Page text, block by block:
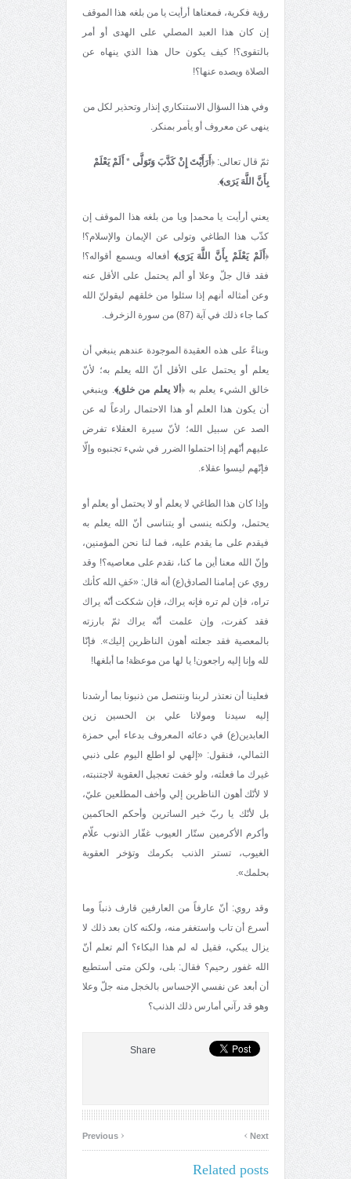
رؤية فكرية، فمعناها أرأيت يا من بلغه هذا الموقف
إن كان هذا العبد المصلي على الهدى أو أمر
بالتقوى؟! كيف يكون حال هذا الذي ينهاه عن
الصلاة ويصده عنها؟!
وفي هذا السؤال الاستنكاري إنذار وتحذير لكل من
ينهى عن معروف أو يأمر بمنكر.
ثمّ قال تعالى: ﴿أَرَأَيْتَ إِنْ كَذَّبَ وَتَوَلَّى * أَلَمْ يَعْلَمْ
بِأَنَّ اللَّهَ يَرَى﴾.
يعني أرأيت يا محمد| ويا من بلغه هذا الموقف إن
كذّب هذا الطاغي وتولى عن الإيمان والإسلام؟!
﴿أَلَمْ يَعْلَمْ بِأَنَّ اللَّهَ يَرَى﴾ أفعاله ويسمع أقواله؟!
فقد قال جلّ وعلا أو ألم يحتمل على الأقل عنه
وعن أمثاله أنهم إذا سئلوا من خلقهم ليقولنّ الله
كما جاء ذلك في آية (87) من سورة الزخرف.
وبناءً على هذه العقيدة الموجودة عندهم ينبغي أن
يعلم أو يحتمل على الأقل أنّ الله يعلم به؛ لأنّ
خالق الشيء يعلم به ﴿ ألا يعلم من خلق﴾. وينبغي
أن يكون هذا العلم أو هذا الاحتمال رادعاً له عن
الصد عن سبيل الله؛ لأنّ سيرة العقلاء تفرض
عليهم أنّهم إذا احتملوا الضرر في شيء تجنبوه وإلّا
فإنّهم ليسوا عقلاء.
وإذا كان هذا الطاغي لا يعلم أو لا يحتمل أو يعلم أو
يحتمل، ولكنه ينسی أو يتناسى أنّ الله يعلم به
فيقدم على ما يقدم عليه، فما لنا نحن المؤمنين،
وإنّ الله معنا أين ما كنا، نقدم على معاصيه؟! وقد
روي عن إمامنا الصادق(ع) أنه قال: «خَفِ الله كأنك
تراه، فإن لم تره فإنه يراك، فإن شككت أنّه يراك
فقد كفرت، وإن علمت أنّه يراك ثمّ بارزته
بالمعصية فقد جعلته أهون الناظرين إليك». فإنّا
لله وإنا إليه راجعون! يا لها من موعظة! ما أبلغها!
فعلينا أن نعتذر لربنا ونتنصل من ذنبونا بما أرشدنا
إليه سيدنا ومولانا علي بن الحسين زين
العابدين(ع) في دعائه المعروف بدعاء أبي حمزة
الثمالي، فنقول: «إلهي لو اطلع اليوم على ذنبي
غيرك ما فعلته، ولو خفت تعجيل العقوبة لاجتنبته،
لا لأنّك أهون الناظرين إلي وأخف المطلعين عليّ،
بل لأنّك يا ربّ خير الساترين وأحكم الحاكمين
وأكرم الأكرمين ستّار العيوب غفّار الذنوب علّام
الغيوب، تستر الذنب بكرمك وتؤخر العقوبة
بحلمك».
وقد روي: أنّ عارفاً من العارفين قارف ذنباً وما
أسرع أن تاب واستغفر منه، ولكنه كان بعد ذلك لا
يزال يبكي، فقيل له لم هذا البكاء؟ ألم تعلم أنّ
الله غفور رحيم؟ فقال: بلى، ولكن متى أستطيع
أن أبعد عن نفسي الإحساس بالخجل منه جلّ وعلا
وهو قد رآني أمارس ذلك الذنب؟
Share
‹ Next
›
Related posts